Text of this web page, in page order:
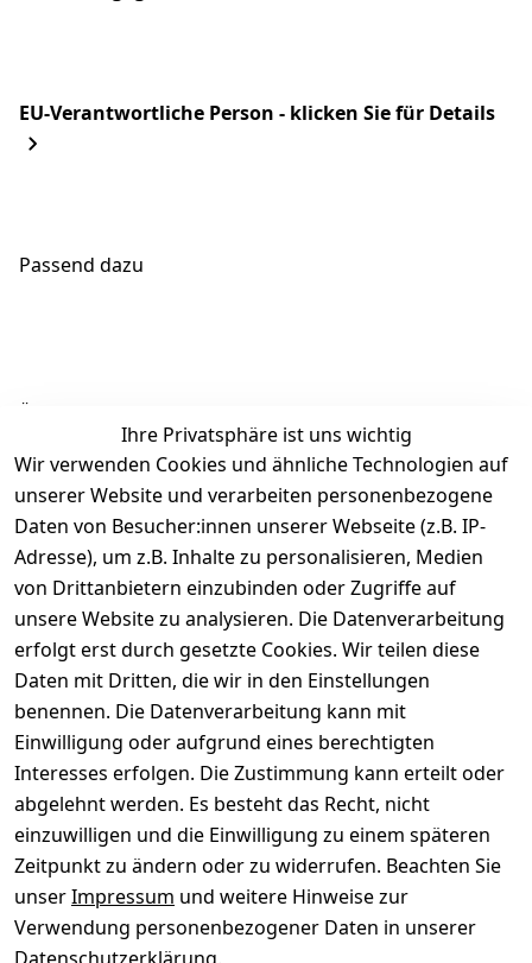
EU-Verantwortliche Person - klicken Sie für Details
Passend dazu
Ähnliche Produkte
Ihre Privatsphäre ist uns wichtig
Wir verwenden Cookies und ähnliche Technologien auf
unserer Website und verarbeiten personenbezogene
Daten von Besucher:innen unserer Webseite (z.B. IP-
Adresse), um z.B. Inhalte zu personalisieren, Medien
von Drittanbietern einzubinden oder Zugriffe auf
unsere Website zu analysieren. Die Datenverarbeitung
erfolgt erst durch gesetzte Cookies. Wir teilen diese
Daten mit Dritten, die wir in den Einstellungen
benennen. Die Datenverarbeitung kann mit
Einwilligung oder aufgrund eines berechtigten
Interesses erfolgen. Die Zustimmung kann erteilt oder
abgelehnt werden. Es besteht das Recht, nicht
einzuwilligen und die Einwilligung zu einem späteren
Zeitpunkt zu ändern oder zu widerrufen. Beachten Sie
unserImpressum und weitere Hinweise zur
Verwendung personenbezogener Daten in unserer
Rechtliches
AGB
Impressum
Datenschutze
rklärung
Barrierefreihe
itserklärung
Widerrufsrec
ht
Über uns
Kontakt
Registrieren
Kataloge zum
Download
Pflege &
Kundendienst
Kiefermöbel
Hilfe
Wir
versenden
mit
Zahle
bequem per